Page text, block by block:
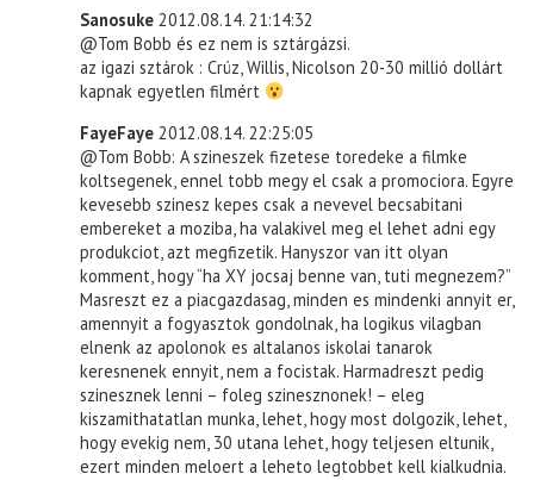
Sanosuke 2012.08.14. 21:14:32
@Tom Bobb és ez nem is sztárgázsi.
az igazi sztárok : Crúz, Willis, Nicolson 20-30 millió dollárt
kapnak egyetlen filmért
FayeFaye 2012.08.14. 22:25:05
@Tom Bobb: A szineszek fizetese toredeke a filmke
koltsegenek, ennel tobb megy el csak a promociora. Egyre
kevesebb szinesz kepes csak a nevevel becsabitani
embereket a moziba, ha valakivel meg el lehet adni egy
produkciot, azt megfizetik. Hanyszor van itt olyan
komment, hogy “ha XY jocsaj benne van, tuti megnezem?”
Masreszt ez a piacgazdasag, minden es mindenki annyit er,
amennyit a fogyasztok gondolnak, ha logikus vilagban
elnenk az apolonok es altalanos iskolai tanarok
keresnenek ennyit, nem a focistak. Harmadreszt pedig
szinesznek lenni – foleg szinesznonek! – eleg
kiszamithatatlan munka, lehet, hogy most dolgozik, lehet,
hogy evekig nem, 30 utana lehet, hogy teljesen eltunik,
ezert minden meloert a leheto legtobbet kell kialkudnia.